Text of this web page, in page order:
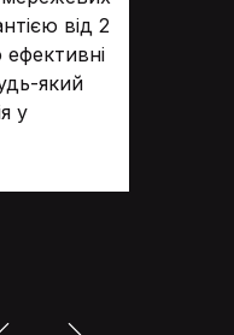
від 2
який
у